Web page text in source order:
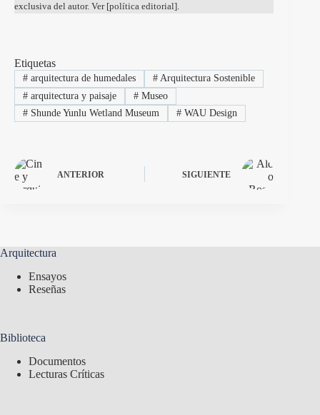
exclusiva del autor. Ver [política editorial].
Etiquetas
#arquitectura de humedales #Arquitectura Sostenible
#arquitectura y paisaje #Museo
#Shunde Yunlu Wetland Museum #WAU Design
ANTERIOR SIGUIENTE
Arquitectura
Ensayos
Reseñas
Biblioteca
Documentos
Lecturas Críticas